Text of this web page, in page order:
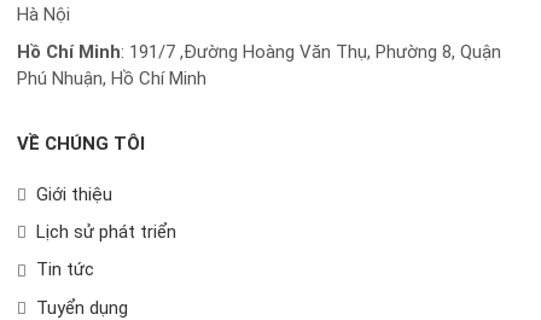
Hà Nội
Hồ Chí Minh: 191/7 ,Đường Hoàng Văn Thụ, Phường 8, Quận
Phú Nhuận, Hồ Chí Minh
VỀ CHÚNG TÔI
Giới thiệu
Lịch sử phát triển
Tin tức
Tuyển dụng